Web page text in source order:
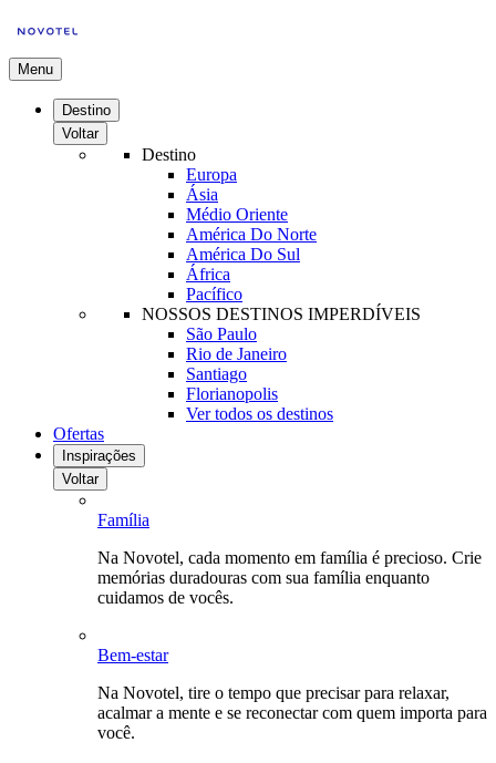
Menu
Destino
Voltar
Destino
Europa
Ásia
Médio Oriente
América Do Norte
América Do Sul
África
Pacífico
NOSSOS DESTINOS IMPERDÍVEIS
São Paulo
Rio de Janeiro
Santiago
Florianopolis
Ver todos os destinos
Ofertas
Inspirações
Voltar
Família
Na Novotel, cada momento em família é precioso. Crie
memórias duradouras com sua família enquanto
cuidamos de vocês.
Bem-estar
Na Novotel, tire o tempo que precisar para relaxar,
acalmar a mente e se reconectar com quem importa para
você.